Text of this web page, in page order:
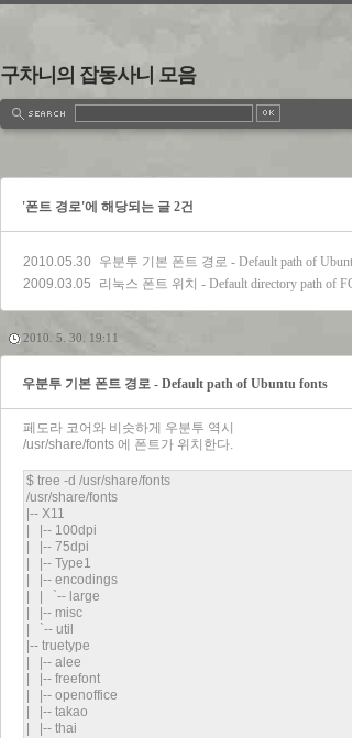
구차니의 잡동사니 모음
'폰트 경로'에 해당되는 글 2건
2010.05.30
우분투 기본 폰트 경로 - Default path of
2009.03.05
리눅스 폰트 위치 - Default directory path of
2010. 5. 30. 19:11
우분투 기본 폰트 경로 - Default path of Ubuntu fonts
페도라 코어와 비슷하게 우분투 역시
/usr/share/fonts 에 폰트가 위치한다.
$ tree -d /usr/share/fonts
/usr/share/fonts
|-- X11
| |-- 100dpi
| |-- 75dpi
| |-- Type1
| |-- encodings
| | `-- large
| |-- misc
| `-- util
|-- truetype
| |-- alee
| |-- freefont
| |-- openoffice
| |-- takao
| |-- thai